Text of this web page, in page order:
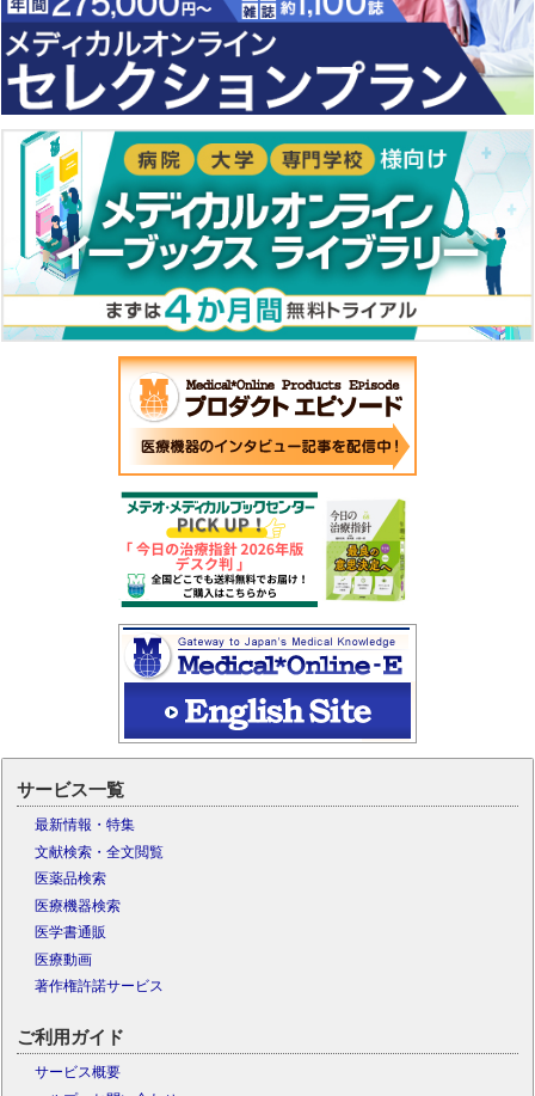
サービス一覧
最新情報・特集
文献検索・全文閲覧
医薬品検索
医療機器検索
医学書通販
医療動画
著作権許諾サービス
ご利用ガイド
サービス概要